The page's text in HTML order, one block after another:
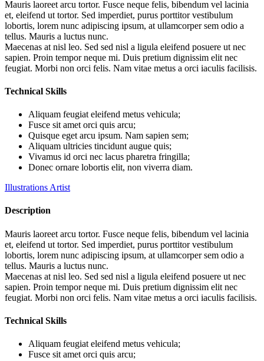
Mauris laoreet arcu tortor. Fusce neque felis, bibendum vel lacinia
et, eleifend ut tortor. Sed imperdiet, purus porttitor vestibulum
lobortis, lorem nunc adipiscing ipsum, at ullamcorper sem odio a
tellus. Mauris a luctus nunc.
Maecenas at nisl leo. Sed sed nisl a ligula eleifend posuere ut nec
sapien. Proin tempor neque mi. Duis pretium dignissim elit nec
feugiat. Morbi non orci felis. Nam vitae metus a orci iaculis facilisis.
Technical Skills
Aliquam feugiat eleifend metus vehicula;
Fusce sit amet orci quis arcu;
Quisque eget arcu ipsum. Nam sapien sem;
Aliquam ultricies tincidunt augue quis;
Vivamus id orci nec lacus pharetra fringilla;
Donec ornare lobortis elit, non viverra diam.
Illustrations Artist
Description
Mauris laoreet arcu tortor. Fusce neque felis, bibendum vel lacinia
et, eleifend ut tortor. Sed imperdiet, purus porttitor vestibulum
lobortis, lorem nunc adipiscing ipsum, at ullamcorper sem odio a
tellus. Mauris a luctus nunc.
Maecenas at nisl leo. Sed sed nisl a ligula eleifend posuere ut nec
sapien. Proin tempor neque mi. Duis pretium dignissim elit nec
feugiat. Morbi non orci felis. Nam vitae metus a orci iaculis facilisis.
Technical Skills
Aliquam feugiat eleifend metus vehicula;
Fusce sit amet orci quis arcu;